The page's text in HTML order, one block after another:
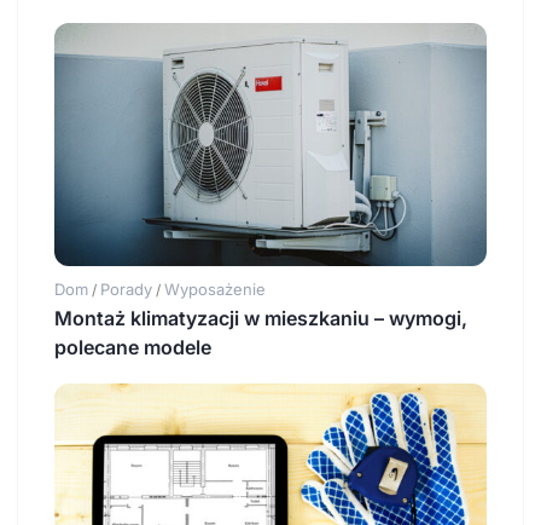
Dom / Porady / Wyposażenie
Montaż klimatyzacji w mieszkaniu – wymogi,
polecane modele